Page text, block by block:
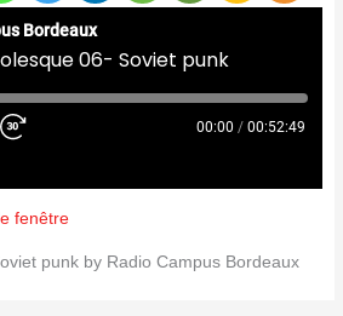
Bordeaux
06- Soviet punk
00:00 / 00:52:49
fenêtre
punk by Radio Campus Bordeaux